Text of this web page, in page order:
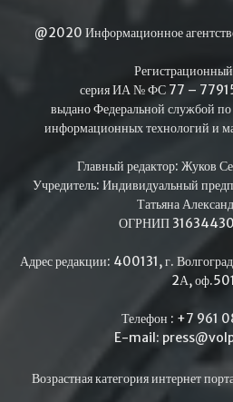
@2020 Информационное
серия ИА № ФС 77 –
выдано Федеральной службой по
информационных технологий и
Главный редактор: Жуков
Учредитель: Индивидуальный
Татьяна
ОГРНИП
Адрес редакции: 400131, г.
2А, оф.501
Телефон : +7 961
E-mail:
Возрастная категория интернет